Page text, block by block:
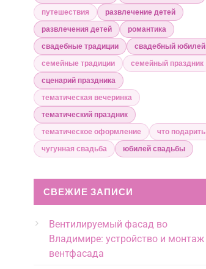
путешествия
развлечение детей
развлечения детей
романтика
свадебные традиции
свадебный юбилей
семейные традиции
семейный праздник
сценарий праздника
тематическая вечеринка
тематический праздник
тематическое оформление
что подарить
чугунная свадьба
юбилей свадьбы
СВЕЖИЕ ЗАПИСИ
Вентилируемый фасад во
Владимире: устройство и монтаж
вентфасада